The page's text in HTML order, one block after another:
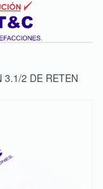
3.1/2 DE RETEN